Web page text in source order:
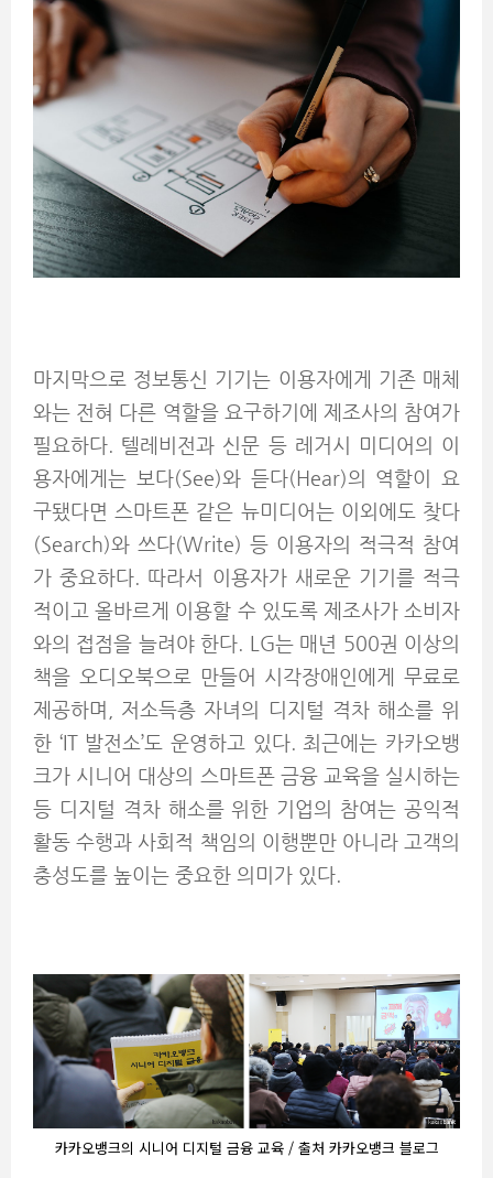
마지막으로 정보통신 기기는 이용자에게 기존 매체
와는 전혀 다른 역할을 요구하기에 제조사의 참여가
필요하다. 텔레비전과 신문 등 레거시 미디어의 이
용자에게는 보다(See)와 듣다(Hear)의 역할이 요
구됐다면 스마트폰 같은 뉴미디어는 이외에도 찾다
(Search)와 쓰다(Write) 등 이용자의 적극적 참여
가 중요하다. 따라서 이용자가 새로운 기기를 적극
적이고 올바르게 이용할 수 있도록 제조사가 소비자
와의 접점을 늘려야 한다. LG는 매년 500권 이상의
책을 오디오북으로 만들어 시각장애인에게 무료로
제공하며, 저소득층 자녀의 디지털 격차 해소를 위
한 ‘IT 발전소’도 운영하고 있다. 최근에는 카카오뱅
크가 시니어 대상의 스마트폰 금융 교육을 실시하는
등 디지털 격차 해소를 위한 기업의 참여는 공익적
활동 수행과 사회적 책임의 이행뿐만 아니라 고객의
충성도를 높이는 중요한 의미가 있다.
카카오뱅크의 시니어 디지털 금융 교육 / 출처 카카오뱅크 블로그